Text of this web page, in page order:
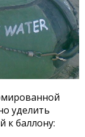
уделить
к баллону: